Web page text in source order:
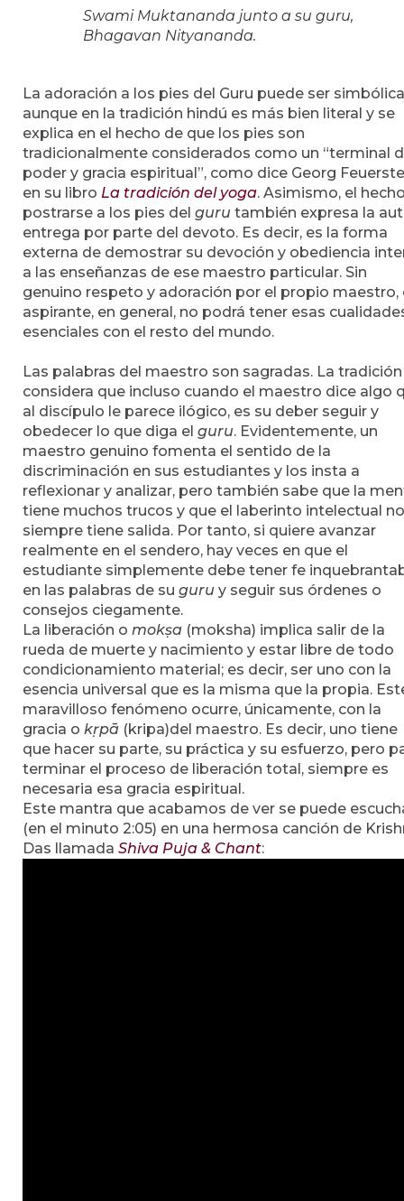
Swami Muktananda junto a su guru,
Bhagavan Nityananda.
La adoración a los pies del Guru puede ser
aunque en la tradición hindú es más bien literal y se
explica en el hecho de que los pies son
tradicionalmente considerados como un “terminal
poder y gracia espiritual”, como dice Georg
en su libro La tradición del yoga. Asimismo, el
postrarse a los pies del guru también expresa la
entrega por parte del devoto. Es decir, es la forma
externa de demostrar su devoción y obediencia
a las enseñanzas de ese maestro particular. Sin
genuino respeto y adoración por el propio maestro,
aspirante, en general, no podrá tener esas
esenciales con el resto del mundo.
Las palabras del maestro son sagradas. La tradición
considera que incluso cuando el maestro dice algo
al discípulo le parece ilógico, es su deber seguir y
obedecer lo que diga el guru. Evidentemente, un
maestro genuino fomenta el sentido de la
discriminación en sus estudiantes y los insta a
reflexionar y analizar, pero también sabe que la
tiene muchos trucos y que el laberinto intelectual no
siempre tiene salida. Por tanto, si quiere avanzar
realmente en el sendero, hay veces en que el
estudiante simplemente debe tener fe
en las palabras de su guru y seguir sus órdenes o
consejos ciegamente.
La liberación o mokṣa (moksha) implica salir de la
rueda de muerte y nacimiento y estar libre de todo
condicionamiento material; es decir, ser uno con la
esencia universal que es la misma que la propia.
maravilloso fenómeno ocurre, únicamente, con la
gracia o kṛpā (kripa)del maestro. Es decir, uno tiene
que hacer su parte, su práctica y su esfuerzo, pero
terminar el proceso de liberación total, siempre es
necesaria esa gracia espiritual.
Este mantra que acabamos de ver se puede
(en el minuto 2:05) en una hermosa canción de
Das llamada Shiva Puja & Chant: